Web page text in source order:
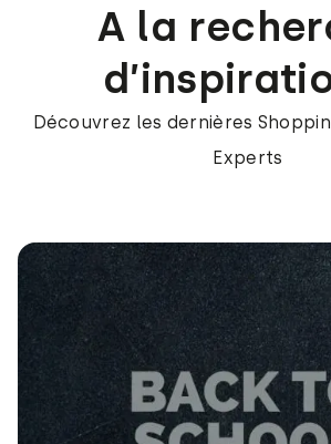
A la
Découvrez les dernières
Experts